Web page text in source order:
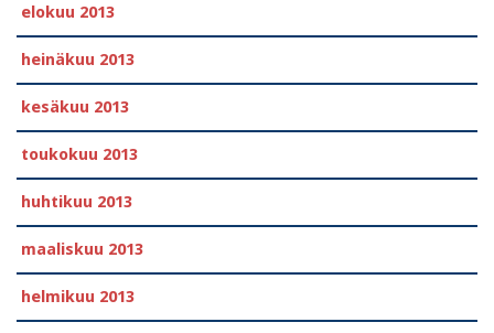
elokuu 2013
heinäkuu 2013
kesäkuu 2013
toukokuu 2013
huhtikuu 2013
maaliskuu 2013
helmikuu 2013